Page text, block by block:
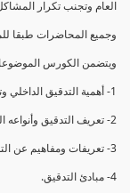
العام وتجنب تكرار
وجميع المحاضرات طبقا
ويتضمن الكورس
1- أهمية التدقيق الداخلي وتعريفه.
2- تعريف التدقيق وأنواعه الرئيسية.
3- تعريفات ومفاهيم عن التدقيق الداخلي.
4- مبادئ التدقيق.